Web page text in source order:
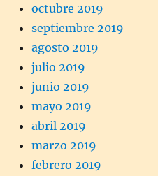
octubre 2019
septiembre 2019
agosto 2019
julio 2019
junio 2019
mayo 2019
abril 2019
marzo 2019
febrero 2019